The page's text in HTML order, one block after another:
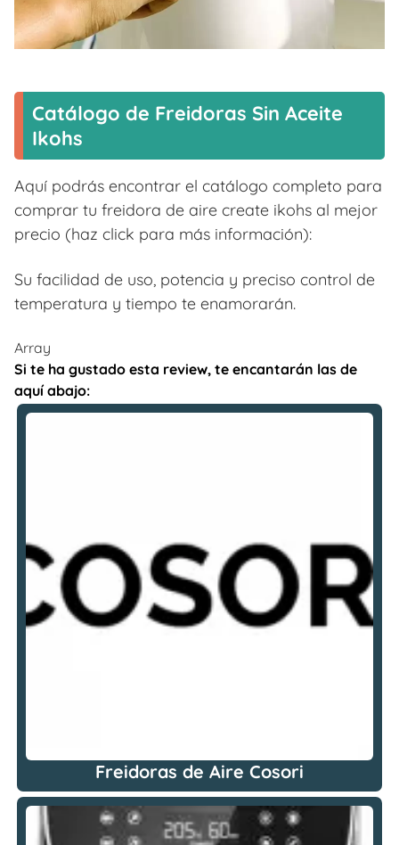
Catálogo de Freidoras Sin Aceite
Ikohs
Aquí podrás encontrar el catálogo completo para
comprar tu freidora de aire create ikohs al mejor
precio (haz click para más información):
Su facilidad de uso, potencia y preciso control de
temperatura y tiempo te enamorarán.
Array
Si te ha gustado esta review, te encantarán las de
aquí abajo:
Freidoras de Aire Cosori